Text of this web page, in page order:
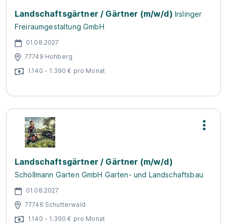
Landschaftsgärtner / Gärtner (m/w/d) Irslinger
Freiraumgestaltung GmbH
01.08.2027
77749 Hohberg
1.140 - 1.390 € pro Monat
Landschaftsgärtner / Gärtner (m/w/d)
Schöllmann Garten GmbH Garten- und Landschaftsbau
01.08.2027
77746 Schutterwald
1.140 - 1.390 € pro Monat